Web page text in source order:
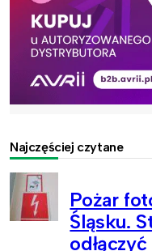
Najczęściej czytane
Pożar
Śląsku.